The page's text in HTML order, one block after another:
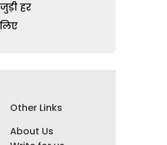
हर
Other Links
About Us